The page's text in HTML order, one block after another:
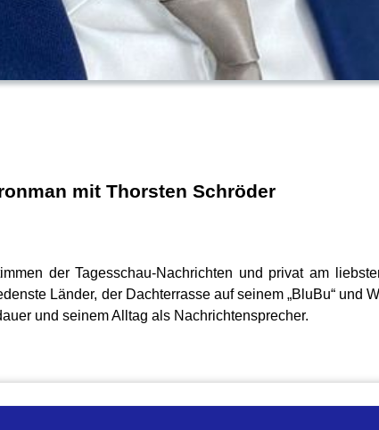
mit Thorsten Schröder
der Tagesschau-Nachrichten und privat am
Länder, der Dachterrasse auf seinem „BluBu“ und
und seinem Alltag als Nachrichtensprecher.